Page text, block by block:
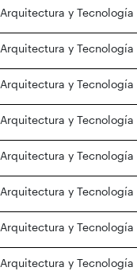
Arquitectura y
Arquitectura y
Arquitectura y
Arquitectura y
Arquitectura y
Arquitectura y
Arquitectura y
Arquitectura y